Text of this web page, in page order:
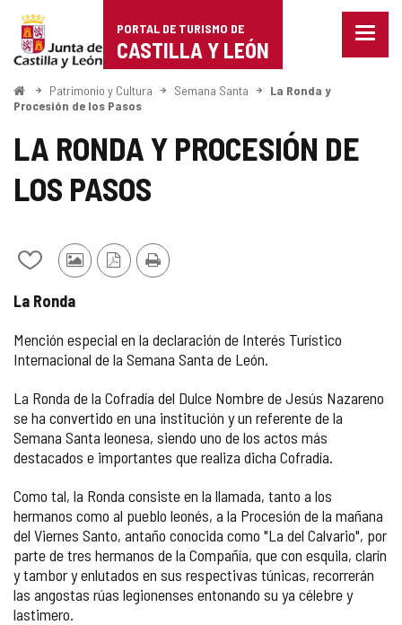
Portal
de
Turismo
de
Castilla
PORTAL DE TURISMO DE
CASTILLA Y LEÓN
Menu
InicioPatrimonio y Cultura Semana Santa
La Ronda y
Procesión de los Pasos
LA RONDA Y PROCESIÓN DE
LOS PASOS
Añadir/quitar
mis
Fotos
otros
VersiónImprimir
La Ronda
Mención especial en la declaración de Interés Turístico
Internacional de la Semana Santa de León.
La Ronda de la Cofradía del Dulce Nombre de Jesús Nazareno
se ha convertido en una institución y un referente de la
Semana Santa leonesa, siendo uno de los actos más
destacados e importantes que realiza dicha Cofradía.
Como tal, la Ronda consiste en la llamada, tanto a los
hermanos como al pueblo leonés, a la Procesión de la mañana
del Viernes Santo, antaño conocida como "La del Calvario", por
parte de tres hermanos de la Compañía, que con esquila, clarín
y tambor y enlutados en sus respectivas túnicas, recorrerán
las angostas rúas legionenses entonando su ya célebre y
lastimero.